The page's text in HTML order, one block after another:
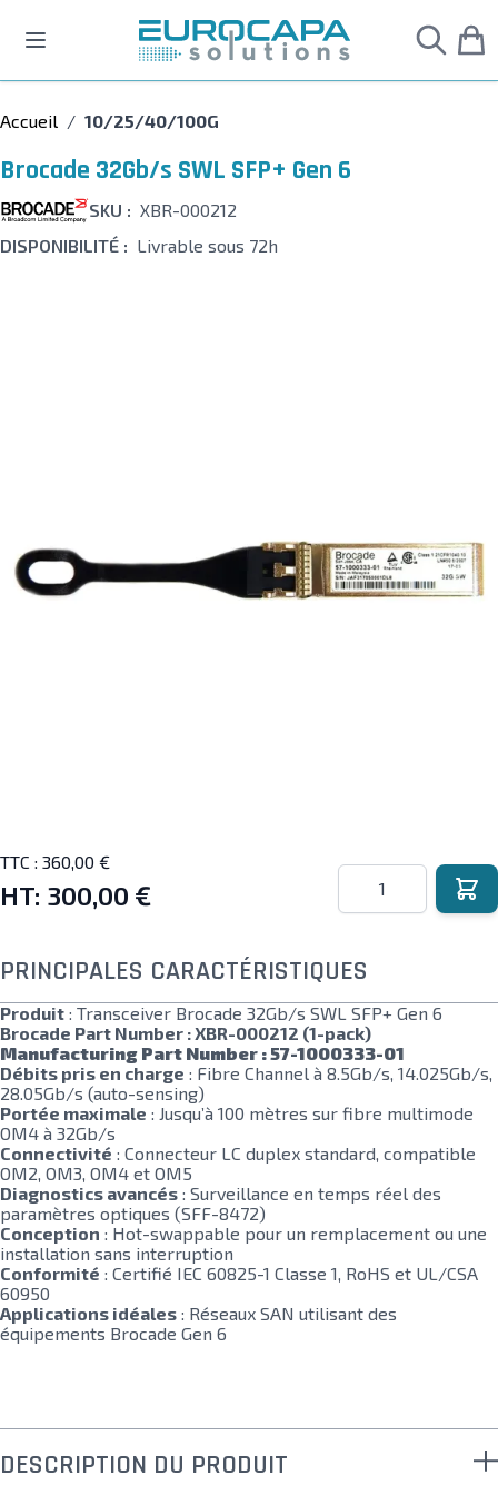
Accueil / 10/25/40/100G
Brocade 32Gb/s SWL SFP+ Gen 6
SKU : XBR-000212
DISPONIBILITÉ : Livrable sous 72h
TTC : 360,00 €
HT: 300,00 €
Quantité
PRINCIPALES CARACTÉRISTIQUES
Produit : Transceiver Brocade 32Gb/s SWL SFP+ Gen 6
Brocade Part Number : XBR-000212 (1-pack)
Manufacturing Part Number : 57-1000333-01
Débits pris en charge : Fibre Channel à 8.5Gb/s, 14.025Gb/s,
28.05Gb/s (auto-sensing)
Portée maximale : Jusqu’à 100 mètres sur fibre multimode
OM4 à 32Gb/s
Connectivité : Connecteur LC duplex standard, compatible
OM2, OM3, OM4 et OM5
Diagnostics avancés : Surveillance en temps réel des
paramètres optiques (SFF-8472)
Conception : Hot-swappable pour un remplacement ou une
installation sans interruption
Conformité : Certifié IEC 60825-1 Classe 1, RoHS et UL/CSA
60950
Applications idéales : Réseaux SAN utilisant des
équipements Brocade Gen 6
DESCRIPTION DU PRODUIT